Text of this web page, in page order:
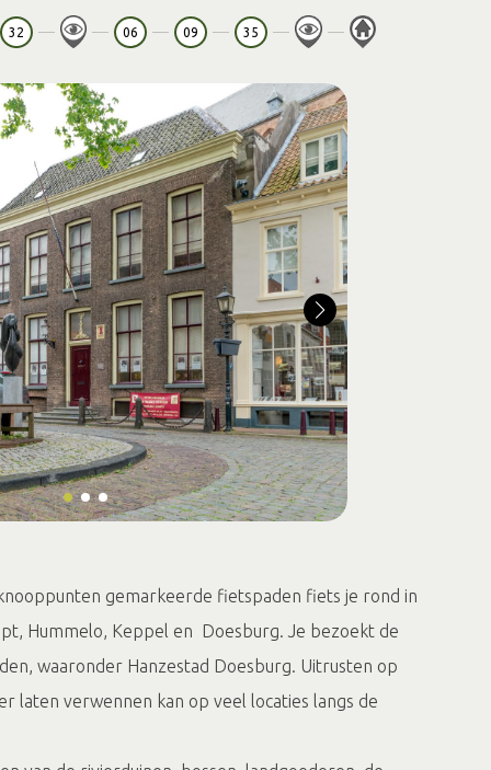
32 06 09 35
gemarkeerde fietspaden fiets je rond in
Hummelo, Keppel en Doesburg. Je bezoekt de
waaronder Hanzestad Doesburg. Uitrusten op
laten verwennen kan op veel locaties langs de